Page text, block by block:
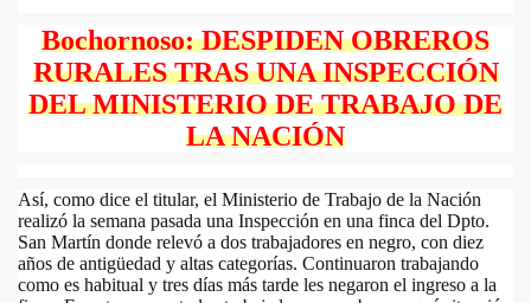
Bochornoso: DESPIDEN OBREROS
RURALES TRAS UNA INSPECCIÓN
DEL MINISTERIO DE TRABAJO DE
LA NACIÓN
Así, como dice el titular, el Ministerio de Trabajo de la Nación
realizó la semana pasada una Inspección en una finca del Dpto.
San Martín donde relevó a dos trabajadores en negro, con diez
años de antigüedad y altas categorías. Continuaron trabajando
como es habitual y tres días más tarde les negaron el ingreso a la